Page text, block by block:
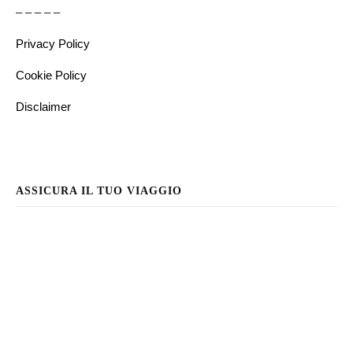
– – – – –
Privacy Policy
Cookie Policy
Disclaimer
ASSICURA IL TUO VIAGGIO